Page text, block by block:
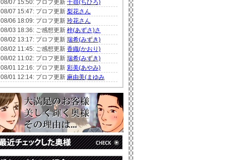
08/07 15:50: プロフ更新 千尋(ちひろ)
08/07 15:47: プロフ更新 梨花さん
08/06 18:09: プロフ更新 玲花さん
08/03 18:36: ご感想更新 梓(あずさ)さ
08/02 13:17: プロフ更新 瑞希(みずき)
08/02 11:45: ご感想更新 香織(かおり)
08/02 11:02: プロフ更新 瑞希(みずき)
08/01 12:16: プロフ更新 彩美(あやみ)
08/01 12:14: プロフ更新 麻由美(まゆみ